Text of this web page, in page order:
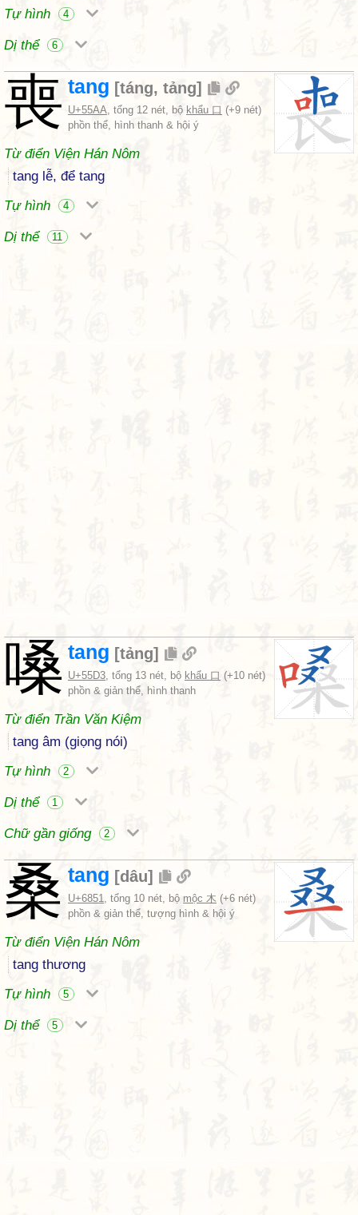
Tự hình
4
Dị thể 6
喪 tang [táng, tảng]
U+55AA, tổng 12 nét, bộ khẩu 口 (+9 nét)
phồn thể, hình thanh & hội ý
Từ điển Viện Hán Nôm
tang lễ, để tang
Tự hình
4
Dị thể 11
嗓 tang [tảng]
U+55D3, tổng 13 nét, bộ khẩu 口 (+10 nét)
phồn & giản thể, hình thanh
Từ điển Trần Văn Kiệm
tang âm (giọng nói)
Tự hình
2
Dị thể 1
Chữ gần giống 2
桑 tang [dâu]
U+6851, tổng 10 nét, bộ mộc 木 (+6 nét)
phồn & giản thể, tượng hình & hội ý
Từ điển Viện Hán Nôm
tang thương
Tự hình
5
Dị thể 5